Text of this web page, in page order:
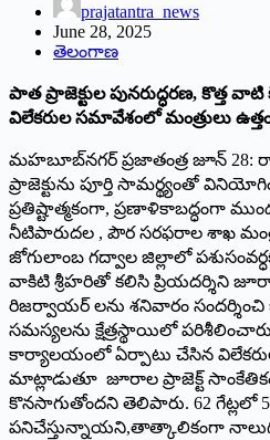
prajatantra_news
June 28, 2025
తెలంగాణ
పాత ప్రాజెక్టుల పునరుద్ధరణ, కొత్త
విలేకరుల సమావేశంలో మంత్రులు
మహబూబ్‌నగర్‌ ప్రజాతంత్ర జూన్‌ 28:
ప్రాజెక్టును పూర్తి సామర్థ్యంతో
ప్రతిష్టాత్మకంగా, ప్రణాళికాబద్ధంగా
నీటిపారుదల , పౌర సరఫరాల శాఖ
జోగులాంబ గద్వాల జిల్లాలో
వాకిటి శ్రీహరితో కలిసి ప్రియదర్శిని
రిజర్వాయర్‌ లను శనివారం సందర్శించి
సమస్యలను క్షేత్రస్థాయిలో
కార్యాలయంలో ఏర్పాటు చేసిన
మాట్లాడుతూ జూరాల ప్రాజెక్ట్‌
కొనసాగుతోందని తెలిపారు. 62 గేట్లలో
పనిచేస్తున్నాయని,తాత్కాలికంగా